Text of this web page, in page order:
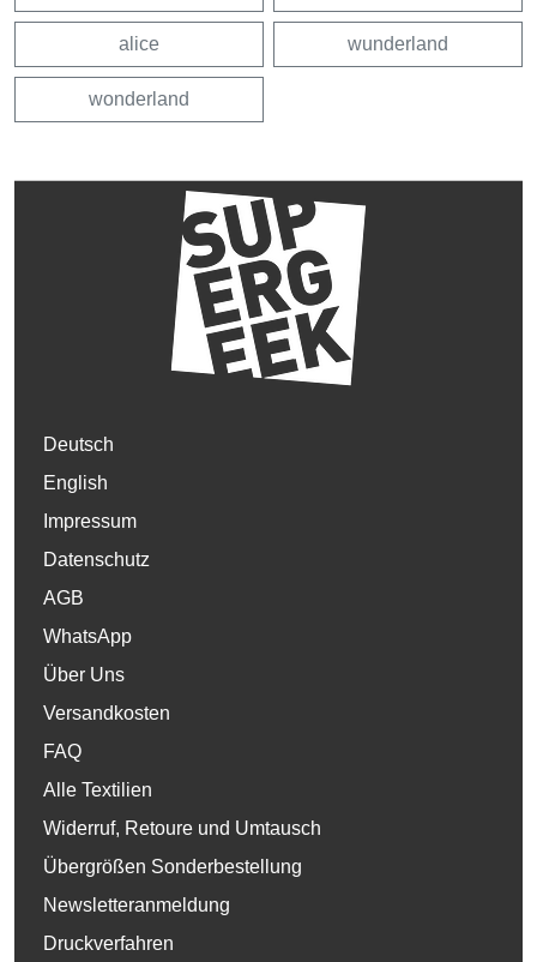
alice wunderland
wonderland
Deutsch
English
Impressum
Datenschutz
AGB
WhatsApp
Über Uns
Versandkosten
FAQ
Alle Textilien
Widerruf, Retoure und Umtausch
Übergrößen Sonderbestellung
Newsletteranmeldung
Druckverfahren